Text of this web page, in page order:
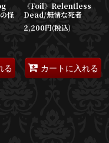
怪
る
《Foil》Relentless
Dead/無情な死者
2,200円(税込)
カートに入れる